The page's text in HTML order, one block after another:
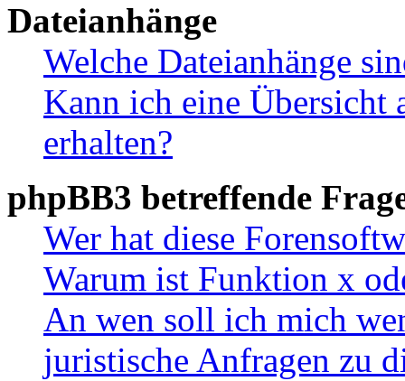
Dateianhänge
Welche Dateianhänge
Kann ich eine Übersicht
erhalten?
phpBB3 betreffende
Wer hat diese
Warum ist Funktion x
An wen soll ich mich
juristische Anfragen zu